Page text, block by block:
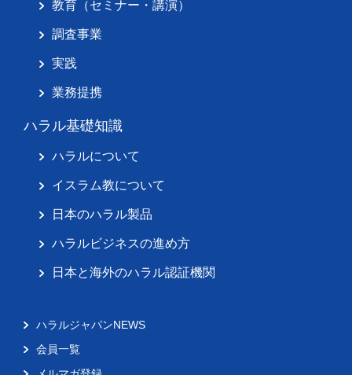
教育（セミナー・講演）
調査事業
実践
業務提携
ハラル基礎知識
ハラルについて
イスラム教について
日本のハラル製品
ハラルビジネスの進め方
日本と海外のハラル認証機関
ハラルジャパンNEWS
会員一覧